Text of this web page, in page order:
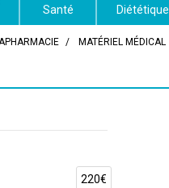
Santé
Diététique
MATÉRIEL MÉDICAL
220€